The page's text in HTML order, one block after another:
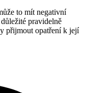
to mít negativní
pravidelně
přijmout opatření k její